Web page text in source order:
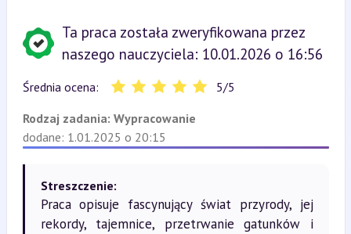
Ta praca została zweryfikowana przez
naszego nauczyciela: 10.01.2026 o 16:56
Średnia ocena: 5/5
Rodzaj zadania: Wypracowanie
dodane: 1.01.2025 o 20:15
Streszczenie:
Praca opisuje fascynujący świat przyrody, jej
rekordy, tajemnice, przetrwanie gatunków i